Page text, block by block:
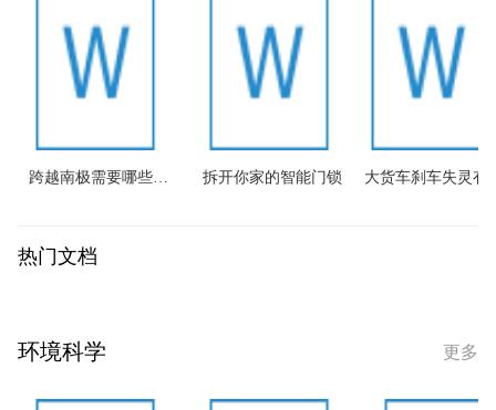
跨越南极需要哪些装备？ 拆开你家的智能门锁 大货车刹车失灵有
热门文档
环境科学 更多